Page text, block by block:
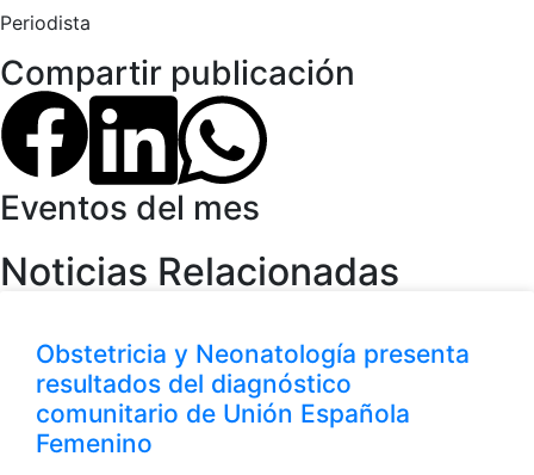
Periodista
Compartir publicación
Eventos del mes
Noticias Relacionadas
Obstetricia y Neonatología presenta
resultados del diagnóstico
comunitario de Unión Española
Femenino